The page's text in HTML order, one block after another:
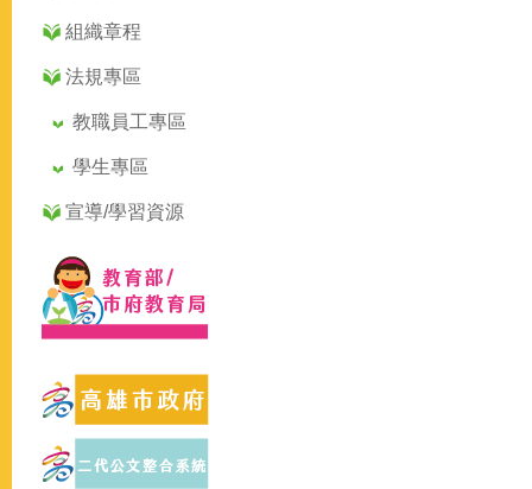
組織章程
法規專區
教職員工專區
學生專區
宣導/學習資源